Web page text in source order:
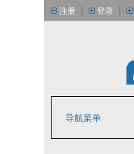
注册 丨 登录 丨
导航菜单